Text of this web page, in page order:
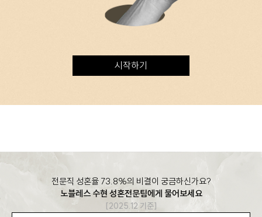
시작하기
전문직 성혼율 73.8%의 비결이 궁금하신가요?
노블레스 수현 성혼전문팀에게 물어보세요
[2025.12 기준]